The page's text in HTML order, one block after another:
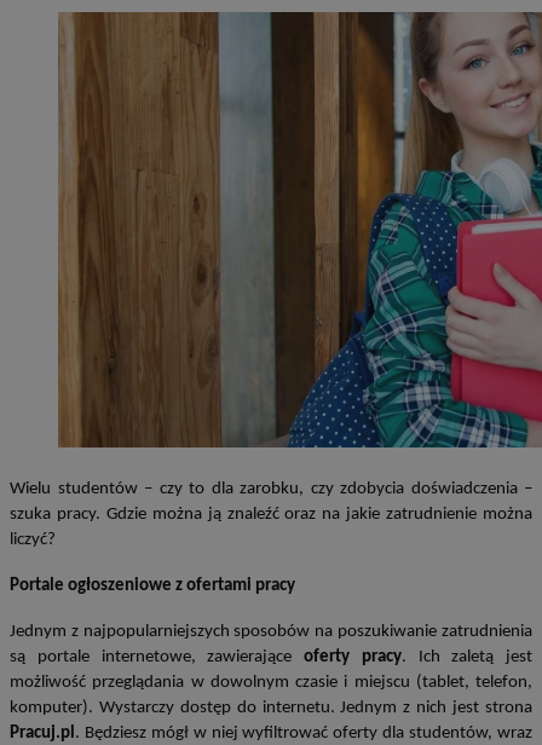
Wielu studentów – czy to dla zarobku, czy zdobycia doświadczenia –
szuka pracy. Gdzie można ją znaleźć oraz na jakie zatrudnienie można
liczyć?
Portale ogłoszeniowe z ofertami pracy
Jednym z najpopularniejszych sposobów na poszukiwanie zatrudnienia
są portale internetowe, zawierające oferty pracy. Ich zaletą jest
możliwość przeglądania w dowolnym czasie i miejscu (tablet, telefon,
komputer). Wystarczy dostęp do internetu. Jednym z nich jest strona
Pracuj.pl. Będziesz mógł w niej wyfiltrować oferty dla studentów, wraz